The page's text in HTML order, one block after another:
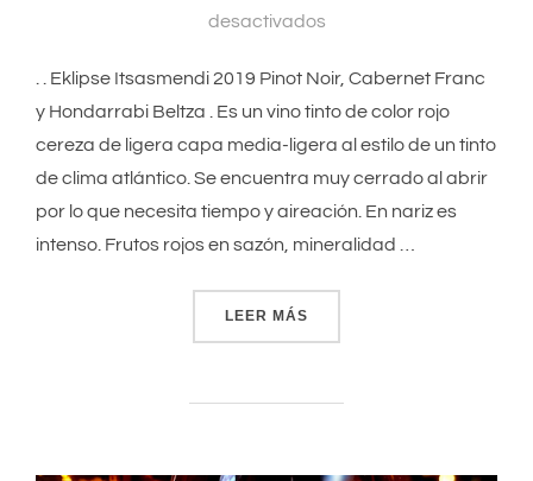
desactivados
. . Eklipse Itsasmendi 2019 Pinot Noir, Cabernet Franc
y Hondarrabi Beltza . Es un vino tinto de color rojo
cereza de ligera capa media-ligera al estilo de un tinto
de clima atlántico. Se encuentra muy cerrado al abrir
por lo que necesita tiempo y aireación. En nariz es
intenso. Frutos rojos en sazón, mineralidad …
LEER MÁS